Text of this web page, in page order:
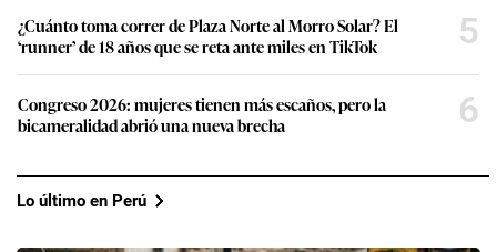
¿Cuánto toma correr de Plaza Norte al Morro Solar? El
‘runner’ de 18 años que se reta ante miles en TikTok
5
Congreso 2026: mujeres tienen más escaños, pero la
bicameralidad abrió una nueva brecha
6
Lo último en Perú